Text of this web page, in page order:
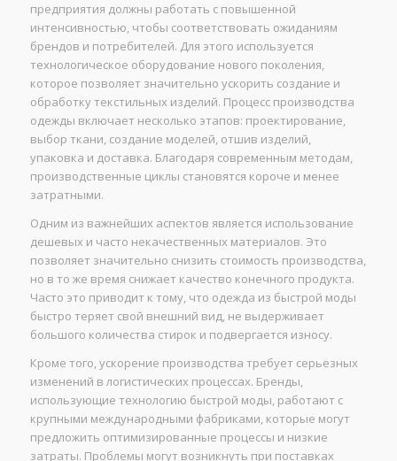
предприятия должны работать с повышенной
интенсивностью, чтобы соответствовать ожиданиям
брендов и потребителей. Для этого используется
технологическое оборудование нового поколения,
которое позволяет значительно ускорить создание и
обработку текстильных изделий. Процесс производства
одежды включает несколько этапов: проектирование,
выбор ткани, создание моделей, отшив изделий,
упаковка и доставка. Благодаря современным методам,
производственные циклы становятся короче и менее
затратными.
Одним из важнейших аспектов является использование
дешевых и часто некачественных материалов. Это
позволяет значительно снизить стоимость производства,
но в то же время снижает качество конечного продукта.
Часто это приводит к тому, что одежда из быстрой моды
быстро теряет свой внешний вид, не выдерживает
большого количества стирок и подвергается износу.
Кроме того, ускорение производства требует серьезных
изменений в логистических процессах. Бренды,
использующие технологию быстрой моды, работают с
крупными международными фабриками, которые могут
предложить оптимизированные процессы и низкие
затраты. Проблемы могут возникнуть при поставках